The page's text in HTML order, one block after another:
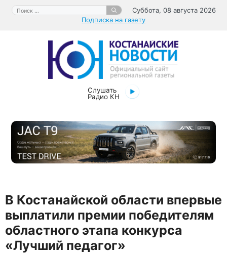
Перейти
содержимому
Поиск:
Суббота, 08 августа 2026
Подписка на газету
Слушать
Радио КН
В Костанайской области впервые
выплатили премии победителям
областного этапа конкурса
«Лучший педагог»